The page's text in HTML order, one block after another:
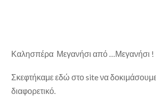
Καλησπέρα Μεγανήσι από …Μεγανήσι !
Σκεφτήκαμε εδώ στο site να δοκιμάσουμε
διαφορετικό.